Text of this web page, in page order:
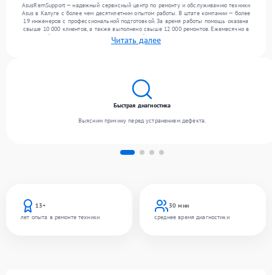
AsusRemSupport — надежный сервисный центр по ремонту и обслуживанию техники
Asus в Калуге с более чем десятилетним опытом работы. В штате компании — более
19 инженеров с профессиональной подготовкой. За время работы помощь оказана
свыше 10 000 клиентов, а также выполнено свыше 12 000 ремонтов. Ежемесячно в
сервисный центр поступает более 300 устройств, включая , , . Мы беремся за задачи
любой сложности и предлагаем стабильный уровень сервиса благодаря
Читать далее
13+
лет опыта в ремонте техники
30 мин
среднее время диагностики
Быстрая диагностика
Выясним причину перед устранением дефекта.